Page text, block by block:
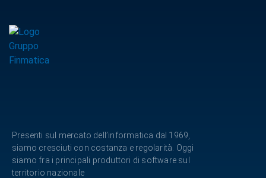
Presenti sul mercato dell’informatica dal 1969,
siamo cresciuti con costanza e regolarità. Oggi
siamo fra i principali produttori di software sul
territorio nazionale